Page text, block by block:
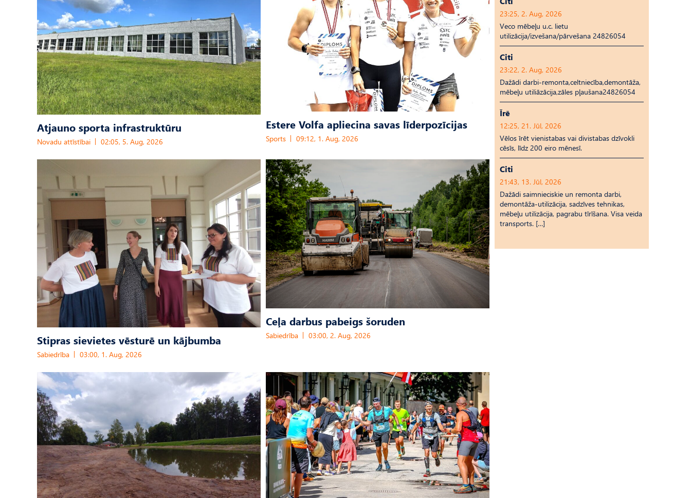
Atjauno sporta infrastruktūru
Novadu attīstībai 02:05, 5. Aug, 2026
Estere Volfa apliecina savas līderpozīcijas
Sports 09:12, 1. Aug, 2026
Stipras sievietes vēsturē un kājbumba
Sabiedrība 03:00, 1. Aug, 2026
Ceļa darbus pabeigs šoruden
Sabiedrība 03:00, 2. Aug, 2026
23:25, 2. Aug, 2026
Veco mēbeļu u.c. lietu
utilizācija/izvešana/pārvešana 24826054
Citi
23:22, 2. Aug, 2026
Dažādi darbi-remonta,celtniecība,demontāža,
mēbeļu utiliāzācija,zāles pļaušana24826054
Īrē
12:25, 21. Jūl, 2026
Vēlos īrēt vienistabas vai divistabas dzīvokli
cēsīs, līdz 200 eiro mēnesī.
Citi
21:43, 13. Jūl, 2026
Dažādi saimnieciskie un remonta darbi,
demontāža-utilizācija, sadzīves tehnikas,
mēbeļu utilizācija, pagrabu tīrīšana. Visa veida
transports. […]